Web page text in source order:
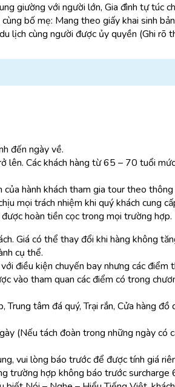
giường với người lớn, Gia đình tự túc
bố mẹ: Mang theo giấy khai sinh
lịch cùng người được ủy quyền (Ghi rõ
đến ngày về.
lên. Các khách hàng từ 65 – 70 tuổi
hành khách tham gia tour theo
mọi trách nhiệm khi quý khách cung
hoàn tiền cọc trong mọi trường hợp.
Giá có thể thay đổi khi hàng không
cụ thể.
điều kiện chuyến bay nhưng các điểm
vào tham quan các điểm có trong
tâm đá quý, Trại rắn, Cửa hàng
(Nếu tách đoàn trong những ngày có
vui lòng báo trước để được tính giá
trường hợp không báo trước surcharge